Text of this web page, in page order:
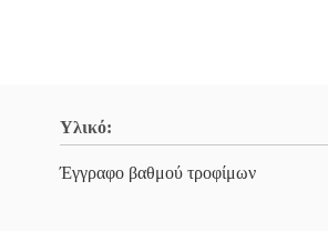
Υλικό:
Έγγραφο βαθμού τροφίμων